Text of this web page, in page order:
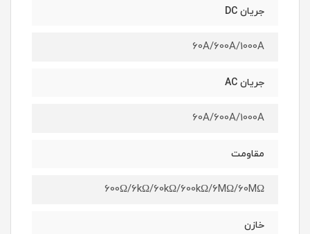
جریان DC
60A/600A/1000A
جریان AC
60A/600A/1000A
مقاومت
600Ω/6kΩ/60kΩ/600kΩ/6MΩ/60MΩ
خازن